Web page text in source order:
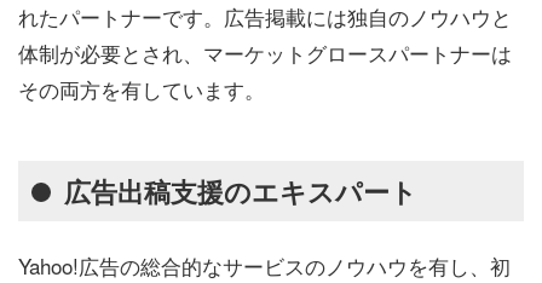
れたパートナーです。広告掲載には独自のノウハウと
体制が必要とされ、マーケットグロースパートナーは
その両方を有しています。
広告出稿支援のエキスパート
Yahoo!広告の総合的なサービスのノウハウを有し、初